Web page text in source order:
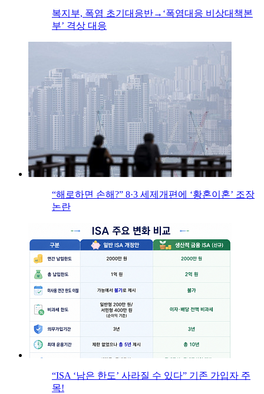
복지부, 폭염 초기대응반→‘폭염대응 비상대책본
부’ 격상 대응
“해로하면 손해?” 8·3 세제개편에 ‘황혼이혼’ 조장
논란
“ISA ‘남은 한도’ 사라질 수 있다” 기존 가입자 주
목!